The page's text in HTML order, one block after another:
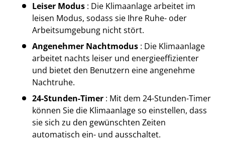
Leiser Modus : Die Klimaanlage arbeitet im
leisen Modus, sodass sie Ihre Ruhe- oder
Arbeitsumgebung nicht stört.
Angenehmer Nachtmodus : Die Klimaanlage
arbeitet nachts leiser und energieeffizienter
und bietet den Benutzern eine angenehme
Nachtruhe.
24-Stunden-Timer : Mit dem 24-Stunden-Timer
können Sie die Klimaanlage so einstellen, dass
sie sich zu den gewünschten Zeiten
automatisch ein- und ausschaltet.